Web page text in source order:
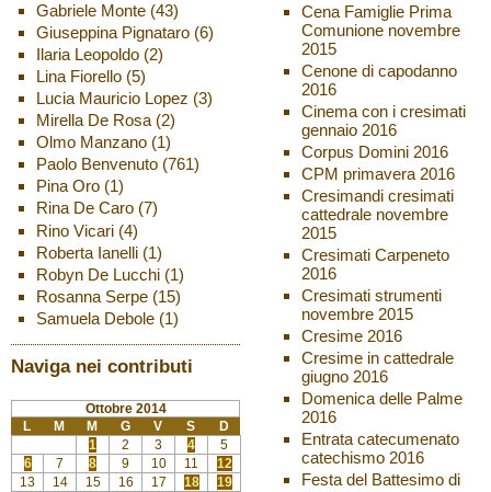
Gabriele Monte(43)
Giuseppina Pignataro(6)
Ilaria Leopoldo(2)
Lina Fiorello(5)
Lucia Mauricio Lopez (3)
Mirella De Rosa(2)
Olmo Manzano(1)
Paolo Benvenuto(761)
Pina Oro(1)
Rina De Caro(7)
Rino Vicari(4)
Roberta Ianelli(1)
Robyn De Lucchi(1)
Rosanna Serpe(15)
Samuela Debole(1)
Naviga nei contributi
Ottobre 2014
L
M M G V S
D
1
2 3 4
5
6
7 8 9 10 11
12
13
14 15 16 17 18
19
Cena Famiglie Prima
Comunione novembre
2015
Cenone di capodanno
2016
Cinema con i cresimati
gennaio 2016
Corpus Domini 2016
CPM primavera 2016
Cresimandi cresimati
cattedrale novembre
2015
Cresimati Carpeneto
2016
Cresimati strumenti
novembre 2015
Cresime 2016
Cresime in cattedrale
giugno 2016
Domenica delle Palme
2016
Entrata catecumenato
catechismo 2016
Festa del Battesimo di